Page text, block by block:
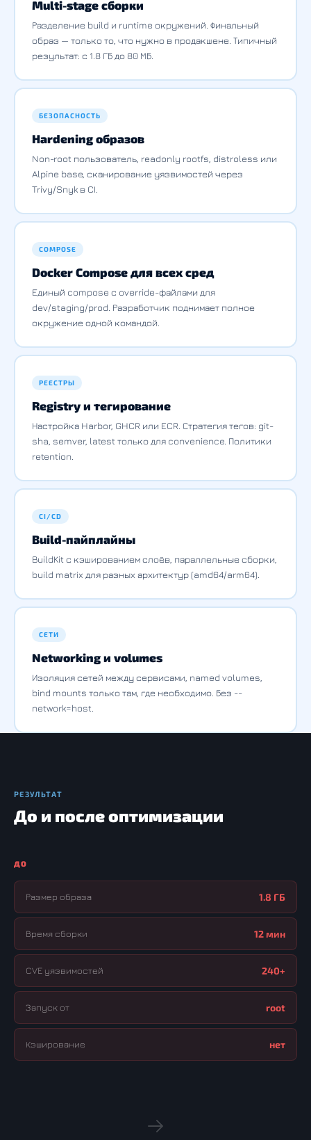
Multi-stage сборки
Разделение build и runtime окружений. Финальный
образ — только то, что нужно в продакшене. Типичный
результат: с 1.8 ГБ до 80 МБ.
БЕЗОПАСНОСТЬ
Hardening образов
Non-root пользователь, readonly rootfs, distroless или
Alpine base, сканирование уязвимостей через
Trivy/Snyk в CI.
COMPOSE
Docker Compose для всех сред
Единый compose с override-файлами для
dev/staging/prod. Разработчик поднимает полное
окружение одной командой.
РЕЕСТРЫ
Registry и тегирование
Настройка Harbor, GHCR или ECR. Стратегия тегов: git-
sha, semver, latest только для convenience. Политики
retention.
CI/CD
Build-пайплайны
BuildKit с кэшированием слоёв, параллельные сборки,
build matrix для разных архитектур (amd64/arm64).
СЕТИ
Networking и volumes
Изоляция сетей между сервисами, named volumes,
bind mounts только там, где необходимо. Без --
network=host.
РЕЗУЛЬТАТ
До и после оптимизации
ДО
Размер образа 1.8 ГБ
Время сборки 12 мин
CVE уязвимостей 240+
Запуск от root
Кэширование нет